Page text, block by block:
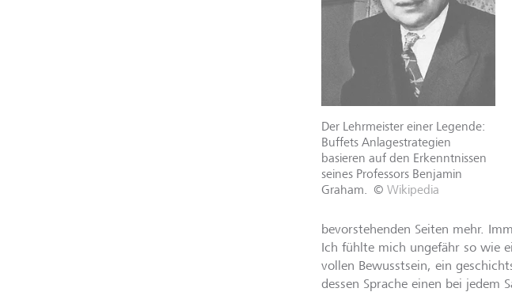
Der Lehrmeister einer Legende:
Buffets Anlagestrategien
basieren auf den Erkenntnissen
seines Professors Benjamin
Graham.
© Wikipedia
bevorstehenden Seiten mehr.
Ich fühlte mich ungefähr so wie
vollen Bewusstsein, ein
dessen Sprache einen bei jedem